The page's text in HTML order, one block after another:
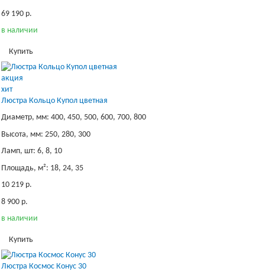
69 190 р.
в наличии
Купить
акция
хит
Люстра Кольцо Купол цветная
Диаметр, мм: 400, 450, 500, 600, 700, 800
Высота, мм: 250, 280, 300
Ламп, шт: 6, 8, 10
Площадь, м²: 18, 24, 35
10 219 р.
8 900 р.
в наличии
Купить
Люстра Космос Конус 30